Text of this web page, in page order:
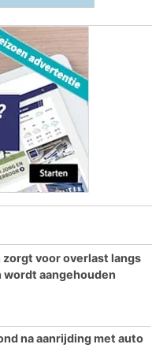
zorgt voor overlast langs
wordt aangehouden
na aanrijding met auto